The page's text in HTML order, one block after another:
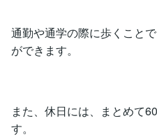
通勤や通学の際に歩くこと
ができます。
また、休日には、まとめて
す。